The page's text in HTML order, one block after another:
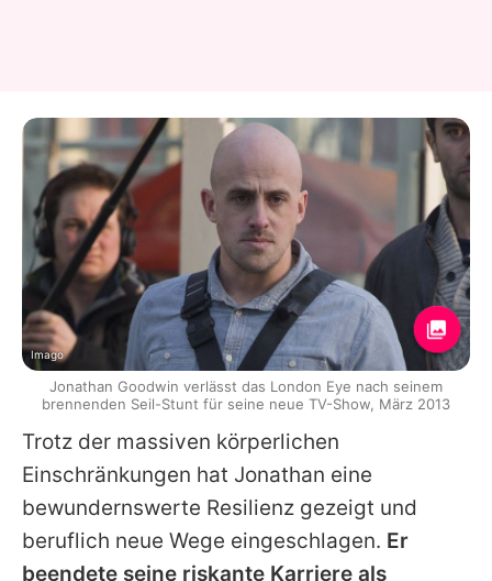
Trotz der massiven körperlichen
Einschränkungen hat Jonathan eine
bewundernswerte Resilienz gezeigt und
beruflich neue Wege eingeschlagen. Er
beendete seine riskante Karriere als
Imago
Jonathan Goodwin verlässt das London Eye nach seinem
brennenden Seil-Stunt für seine neue TV-Show, März 2013